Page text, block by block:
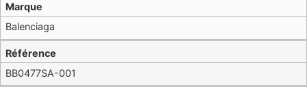
Référence
BB0477SA-001
Marque
Balenciaga